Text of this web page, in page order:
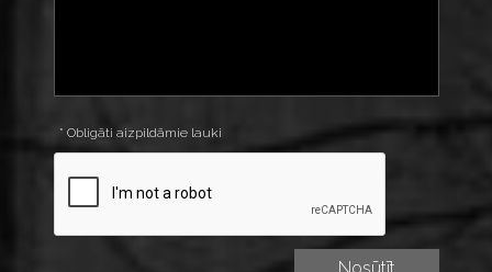
* Obligāti aizpildāmie lauki